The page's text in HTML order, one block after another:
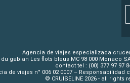
Agencia de viajes especializada
du gabian Les flots bleus MC 98 000 Monaco
contact tel : (00) 377 97 97
de viajes n° 006 02 0007 – Responsabilidad
© CRUISELINE 2026 - all rights